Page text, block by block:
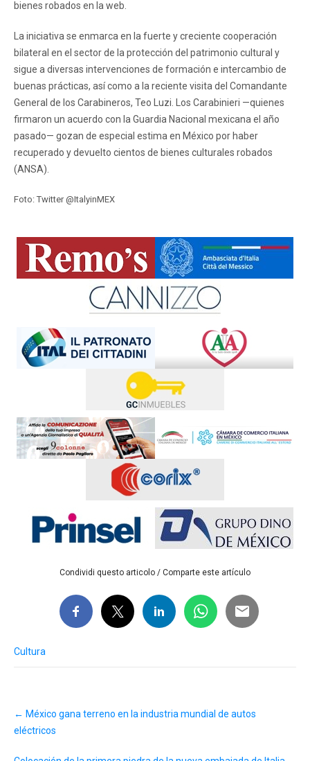
bienes robados en la web.
La iniciativa se enmarca en la fuerte y creciente cooperación
bilateral en el sector de la protección del patrimonio cultural y
sigue a diversas intervenciones de formación e intercambio de
buenas prácticas, así como a la reciente visita del Comandante
General de los Carabineros, Teo Luzi. Los Carabinieri —quienes
firmaron un acuerdo con la Guardia Nacional mexicana el año
pasado— gozan de especial estima en México por haber
recuperado y devuelto cientos de bienes culturales robados
(ANSA).
Foto: Twitter @ItalyinMEX
Condividi questo articolo / Comparte este artículo
Cultura
navigation
← México gana terreno en la industria mundial de autos
eléctricos